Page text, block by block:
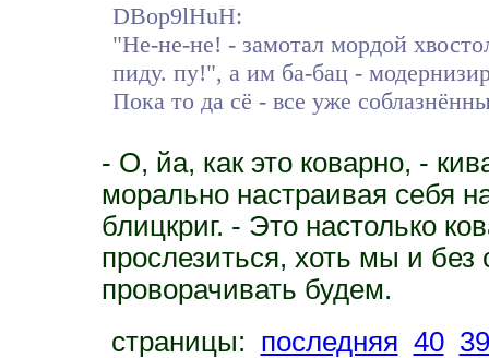
DBop9lHuH:
"Не-не-не! - замотал мордой
пиду. пу!", а им ба-бац -
Пока то да сё - все уже
- О, йа, как это коварно, -
морально настраивая себя
блицкриг. - Это настолько
прослезиться, хоть мы и без
проворачивать будем.
страницы: последняя 40 39